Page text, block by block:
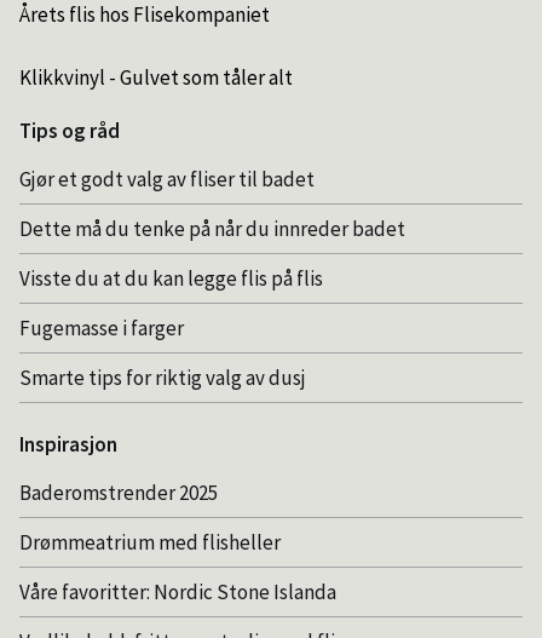
Årets flis hos Flisekompaniet
Klikkvinyl - Gulvet som tåler alt
Tips og råd
Gjør et godt valg av fliser til badet
Dette må du tenke på når du innreder badet
Visste du at du kan legge flis på flis
Fugemasse i farger
Smarte tips for riktig valg av dusj
Inspirasjon
Baderomstrender 2025
Drømmeatrium med flisheller
Våre favoritter: Nordic Stone Islanda